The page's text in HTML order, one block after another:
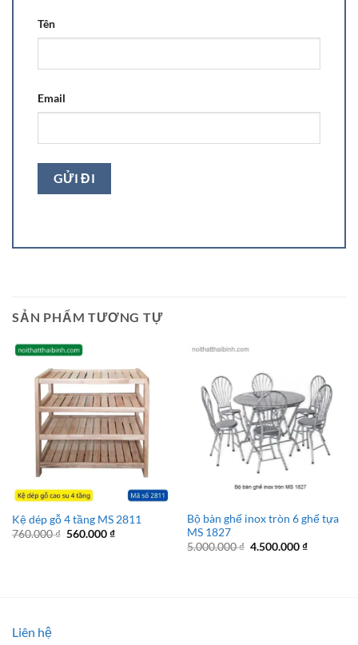
Tên
Email
SẢN PHẨM TƯƠNG TỰ
Kệ dép gỗ 4 tầng MS 2811
760.000₫ Giá
560.000₫Giá
Bộ bàn ghế inox tròn 6 ghế tựa
MS 1827
5.000.000₫ Giá
4.500.000₫Giá
Liên hệ